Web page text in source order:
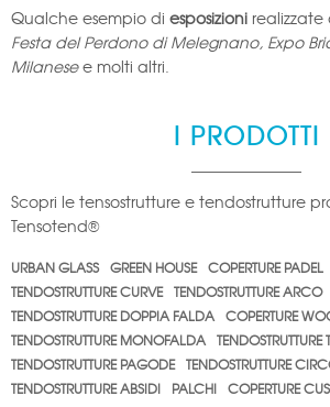
Qualche esempio di esposizioni realizzate
Festa del Perdono di Melegnano, Expo
Milanesee molti altri.
I PRODOTTI
Scopri le tensostrutture e tendostrutture
Tensotend®
URBAN GLASS GREEN HOUSE COPERTURE PADEL
TENDOSTRUTTURE CURVE TENDOSTRUTTURE ARCO
TENDOSTRUTTURE DOPPIA FALDA COPERTURE
TENDOSTRUTTURE MONOFALDA TENDOSTRUTTURE
TENDOSTRUTTURE PAGODE TENDOSTRUTTURE
TENDOSTRUTTURE ABSIDI
PALCHI COPERTURE